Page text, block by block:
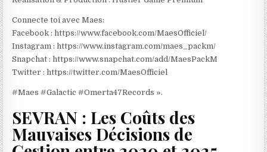
Connecte toi avec Maes:
Facebook : https://www.facebook.com/MaesOfficiel/
Instagram : https://www.instagram.com/maes_packm/
Snapchat : https://www.snapchat.com/add/MaesPackM
Twitter : https://twitter.com/MaesOfficiel
#Maes #Galactic #Omerta47Records ».
SEVRAN : Les Coûts des
Mauvaises Décisions de